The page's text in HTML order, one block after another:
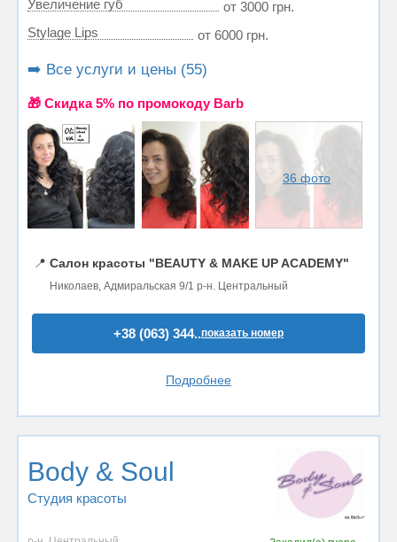
Увеличение губ
от 3000 грн.
Stylage Lips
от 6000 грн.
➡️ Все услуги и цены (55)
🎁 Cкидка 5% по промокоду Barb
36 фото
📍 Салон красоты "BEAUTY & MAKE UP ACADEMY"
Николаев, Адмиральская 9/1 р-н. Центральный
+38 (063) 344..показать номер
Подробнее
Body & Soul
Студия красоты